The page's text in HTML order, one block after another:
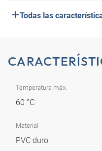
Todas las
Temperatura máx.
60 °C
Material
PVC duro